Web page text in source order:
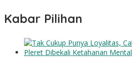
Kabar Pilihan